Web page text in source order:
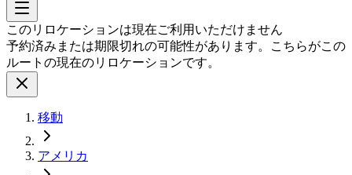
このリロケーションは現在ご利用いただけません
予約済みまたは期限切れの可能性があります。こちらがこの
ルートの現在のリロケーションです。
移動
アメリカ